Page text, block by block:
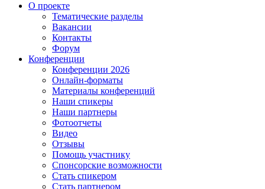
О проекте
Тематические разделы
Вакансии
Контакты
Форум
Конференции
Конференции 2026
Онлайн-форматы
Материалы конференций
Наши спикеры
Наши партнеры
Фотоотчеты
Видео
Отзывы
Помощь участнику
Спонсорские возможности
Стать спикером
Стать партнером